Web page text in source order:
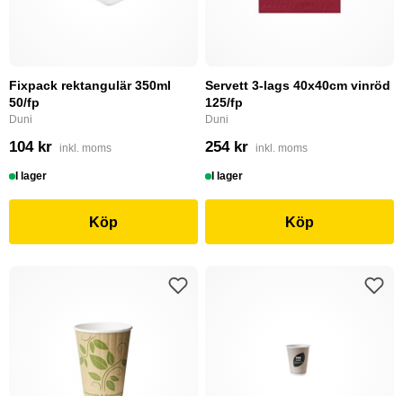
Fixpack rektangulär 350ml
50/fp
Duni
104 kr inkl. moms
I lager
Köp
Servett 3-lags 40x40cm vinröd
125/fp
Duni
254 kr inkl. moms
I lager
Köp